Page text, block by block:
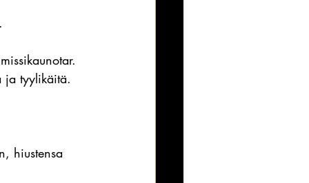
ja tyylikäitä.
hiustensa